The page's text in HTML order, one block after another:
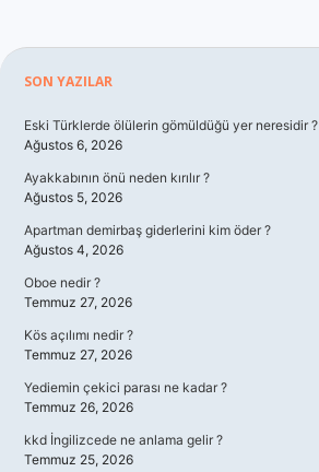
Sidebar
SON YAZILAR
Eski Türklerde ölülerin gömüldüğü yer neresidir ?
Ağustos 6, 2026
Ayakkabının önü neden kırılır ?
Ağustos 5, 2026
Apartman demirbaş giderlerini kim öder ?
Ağustos 4, 2026
Oboe nedir ?
Temmuz 27, 2026
Kös açılımı nedir ?
Temmuz 27, 2026
Yediemin çekici parası ne kadar ?
Temmuz 26, 2026
kkd İngilizcede ne anlama gelir ?
Temmuz 25, 2026